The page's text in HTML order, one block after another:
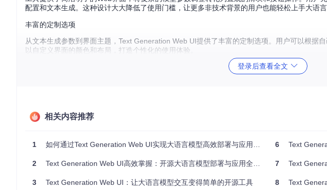
配置和文本生成。这种设计大大降低了使用门槛，让更多非技术背景的用户也能轻松上手大语言
丰富的定制选项
从文本生成参数到界面主题，Text Generation Web UI提供了丰富的定制选项。用户可以根据
以自定义界面的颜色和布局，打造个性化的使用体验。
环境自动配置
进入项目目录后，根据操作系统选择相应的启动脚本，工具会自动安装所需的依赖环境：
Linux系统：
登录后查看全文
相关内容推荐
1 如何通过Text Generation Web UI实现大语言模型高效部署与应用？完整技术指南
2 Text Generation Web UI高效掌握：开源大语言模型部署与应用全指南
3 Text Generation Web UI：让大语言模型交互变得简单的开源工具
6 Text
7 Text
8 Text